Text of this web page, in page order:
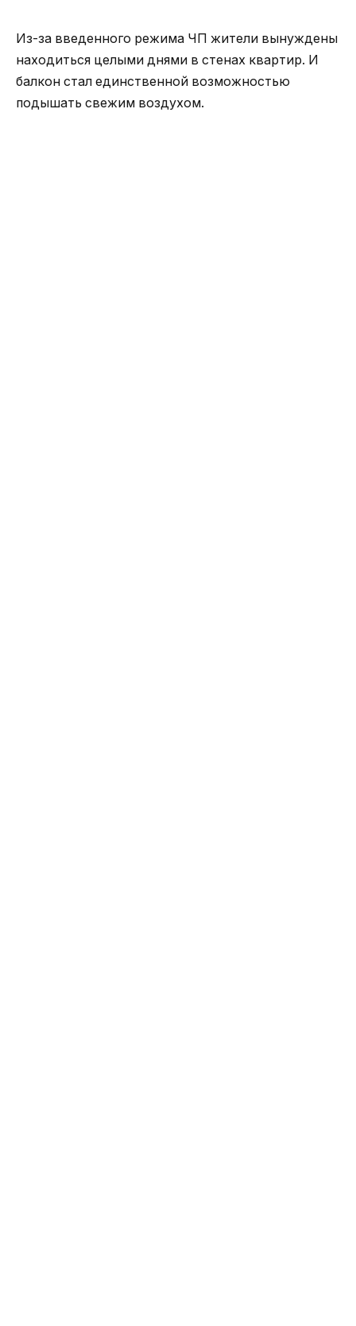
Из-за введенного режима ЧП жители вынуждены
находиться целыми днями в стенах квартир. И
балкон стал единственной возможностью
подышать свежим воздухом.